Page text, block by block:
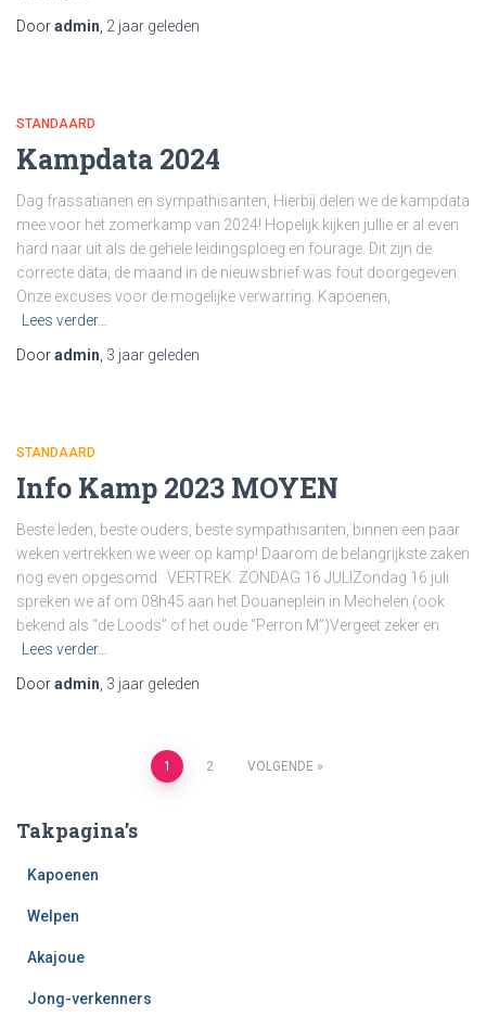
Dooradmin 2 jaar geleden
STANDAARD
Kampdata 2024
Dag frassatianen en sympathisanten, Hierbij delen we de kampdata
mee voor het zomerkamp van 2024! Hopelijk kijken jullie er al even
hard naar uit als de gehele leidingsploeg en fourage. Dit zijn de
correcte data, de maand in de nieuwsbrief was fout doorgegeven.
Onze excuses voor de mogelijke verwarring. Kapoenen,
Lees verder…
Dooradmin 3 jaar geleden
STANDAARD
Info Kamp 2023 MOYEN
Beste leden, beste ouders, beste sympathisanten, binnen een paar
weken vertrekken we weer op kamp! Daarom de belangrijkste zaken
nog even opgesomd: VERTREK: ZONDAG 16 JULIZondag 16 juli
spreken we af om 08h45 aan het Douaneplein in Mechelen (ook
bekend als “de Loods” of het oude “Perron M”)Vergeet zeker en
Lees verder…
Dooradmin 3 jaar geleden
paginering
1 2 VOLGENDE
Takpagina’s
Kapoenen
Welpen
Akajoue
Jong-verkenners